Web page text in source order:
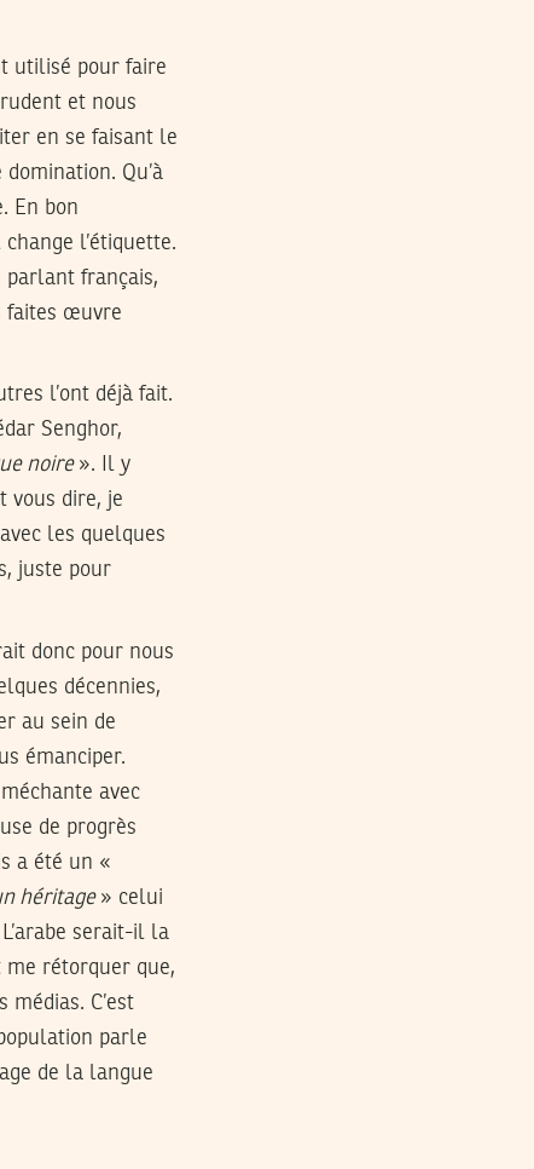
utilisé pour faire
et nous
en se faisant le
Qu’à
En bon
l’étiquette.
parlant français,
faites œuvre
l’ont déjà fait.
Senghor,
noire». Il y
vous dire, je
les quelques
juste pour
donc pour nous
décennies,
au sein de
émanciper.
avec
de progrès
a été un «
héritage» celui
serait-il la
me rétorquer que,
C’est
parle
de la langue